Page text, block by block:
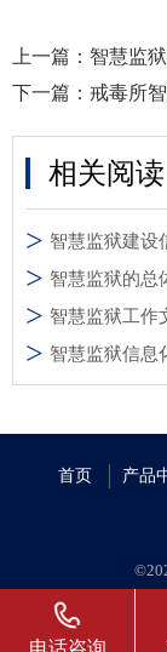
上一篇： 智慧监
下一篇： 戒毒所
相关阅读
智慧监狱建设
智慧监狱的总
智慧监狱工作
智慧监狱信息
首页 产品